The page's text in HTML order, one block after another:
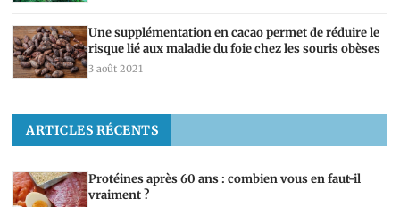
Une supplémentation en cacao permet de réduire le
risque lié aux maladie du foie chez les souris obèses
3 août 2021
ARTICLES RÉCENTS
Protéines après 60 ans : combien vous en faut-il
vraiment ?